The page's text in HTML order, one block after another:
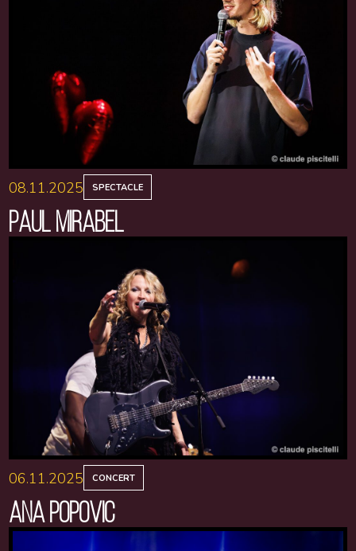
08.11.2025 SPECTACLE
PAUL MIRABEL
06.11.2025 CONCERT
ANA POPOVIC